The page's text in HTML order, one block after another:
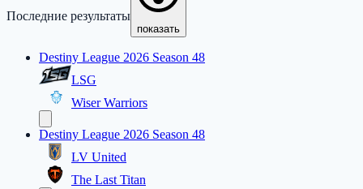
Последние результаты
показать
Destiny League 2026 Season 48
LSG
Wiser Warriors
Destiny League 2026 Season 48
LV United
The Last Titan